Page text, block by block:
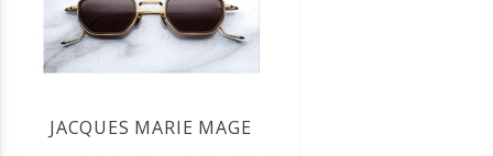
JACQUES MARIE MAGE